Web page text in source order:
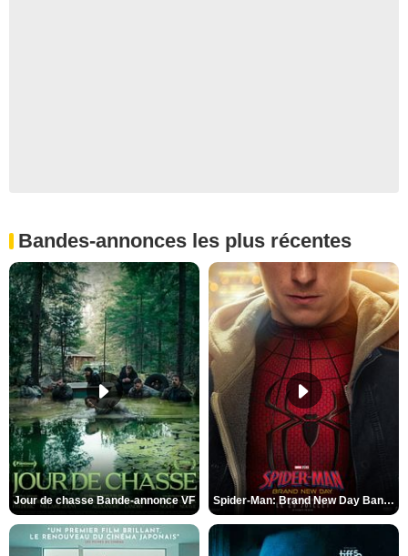
Bandes-annonces les plus récentes
Jour de chasse Bande-annonce VF Spider-Man: Brand New Day Bande-annonce (3) VO STFR